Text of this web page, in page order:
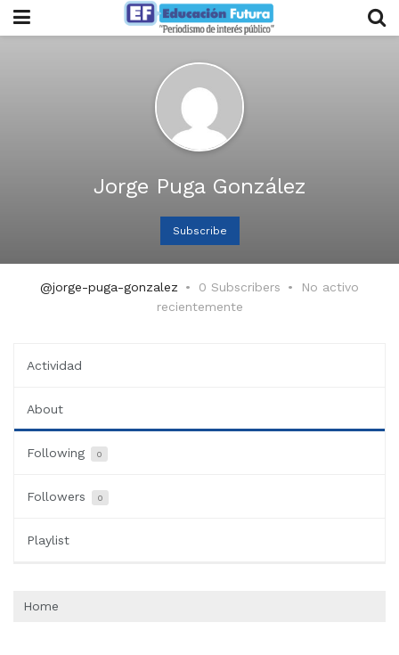
Jorge Puga González
Subscribe
@jorge-puga-gonzalez 0 Subscribers
No activo
recientemente
Actividad
About
Following 0
Followers 0
Playlist
Home